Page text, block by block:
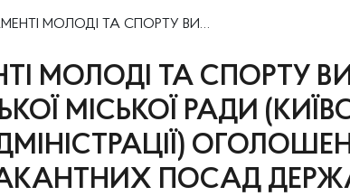
РАДИ (КИЇВСЬОЇ МІСЬКОЇ ДЕРЖАВНОЇ АДМІНІСТРАЦІЇ) ОГОЛОШЕННО КОНКУРС НА ЗАНЯТТЯ ВАКАНТНИХ ПОСАД ДЕРЖАВНИХ СЛУЖБОВЦІВ КАТЕГОРІЙ &quot;Б&quot; І &quot;В&quot;
МОЛОДІ ТА СПОРТУ
МІСЬКОЇ РАДИ
ПОСАД